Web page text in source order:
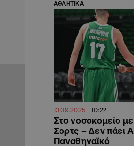
ΑΘΛΗΤΙΚΑ
13.09.2025 10:22
Στο νοσοκομείο
Σορτς – Δεν πάει
Παναθηναϊκό